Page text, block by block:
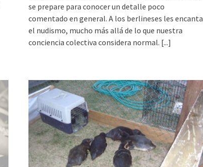
se prepare para conocer un detalle poco
comentado en general. A los berlineses les encanta
el nudismo, mucho más allá de lo que nuestra
conciencia colectiva considera normal. [...]